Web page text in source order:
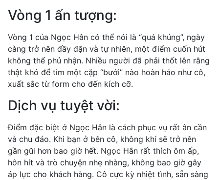
Vòng 1 ấn tượng:
Vòng 1 của Ngọc Hân có thể nói là “quá khủng”, ngày
càng trở nên đầy đặn và tự nhiên, một điểm cuốn hút
không thể phủ nhận. Nhiều người đã phải thốt lên rằng
thật khó để tìm một cặp “bưởi” nào hoàn hảo như cô,
xuất sắc từ form cho đến kích cỡ.
Dịch vụ tuyệt vời:
Điểm đặc biệt ở Ngọc Hân là cách phục vụ rất ân cần
và chu đáo. Khi bạn ở bên cô, không khí sẽ trở nên
gần gũi hơn bao giờ hết. Ngọc Hân rất thích ôm ấp,
hôn hít và trò chuyện nhẹ nhàng, không bao giờ gây
áp lực cho khách hàng. Cô cực kỳ nhiệt tình, sẵn sàng